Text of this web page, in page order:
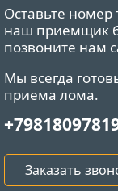
Оставьте номер
наш приемщик
позвоните нам
Мы всегда
приема лома.
Заказать